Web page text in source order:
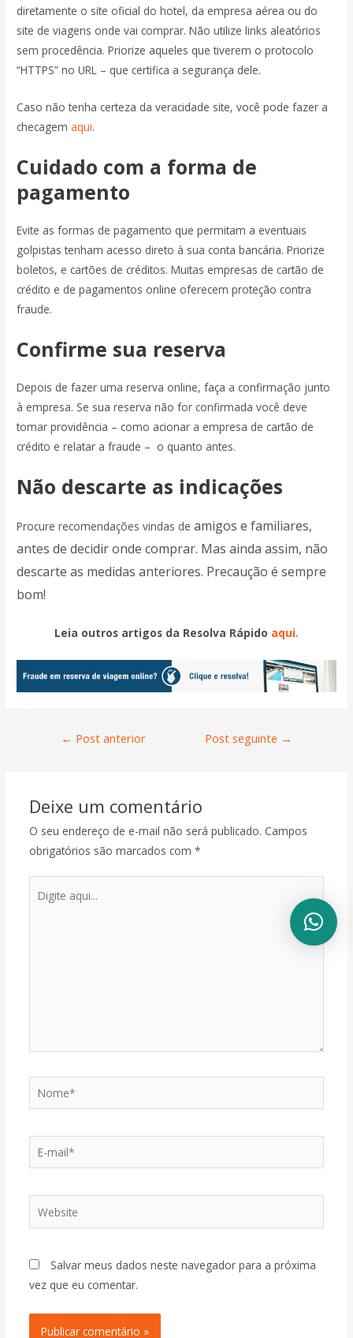
diretamente o site oficial do hotel, da empresa aérea ou do
site de viagens onde vai comprar. Não utilize links aleatórios
sem procedência. Priorize aqueles que tiverem o protocolo
“HTTPS” no URL – que certifica a segurança dele.
Caso não tenha certeza da veracidade site, você pode fazer a
checagemaqui.
Cuidado com a forma de
pagamento
Evite as formas de pagamento que permitam a eventuais
golpistas tenham acesso direto à sua conta bancária. Priorize
boletos, e cartões de créditos. Muitas empresas de cartão de
crédito e de pagamentos online oferecem proteção contra
fraude.
Confirme sua reserva
Depois de fazer uma reserva online, faça a confirmação junto
à empresa. Se sua reserva não for confirmada você deve
tomar providência – como acionar a empresa de cartão de
crédito e relatar a fraude – o quanto antes.
Não descarte as indicações
Procure recomendações vindas de amigos e familiares,
antes de decidir onde comprar. Mas ainda assim, não
descarte as medidas anteriores. Precaução é sempre
bom!
Leia outros artigos da Resolva Rápido aqui.
← Post anterior Post seguinte →
Deixe um comentário
O seu endereço de e-mail não será publicado. Campos
obrigatórios são marcados com *
Salvar meus dados neste navegador para a próxima
vez que eu comentar.